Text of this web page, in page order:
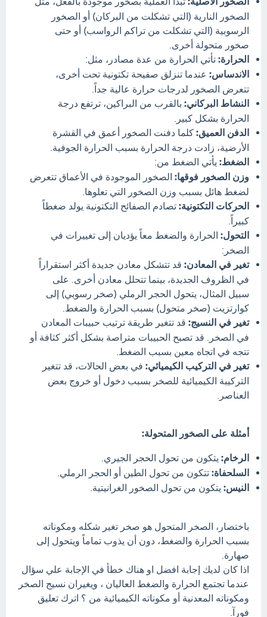
الصخور النارية (التي تشكلت من البركان) أو الصخور
الرسوبية (التي تشكلت من تراكم الرواسب) أو حتى
صخور متحولة أخرى.
الحرارة: تأتي الحرارة من عدة مصادر، مثل:
الاندساس: عندما تنزلق صفيحة تكتونية تحت أخرى،
تتعرض الصخور لدرجات حرارة عالية جداً.
النشاط البركاني: بالقرب من البراكين، ترتفع درجة
الحرارة بشكل كبير.
الدفن العميق: كلما دفنت الصخور أعمق في القشرة
الأرضية، زادت درجة الحرارة بسبب الحرارة الجوفية.
الضغط: يأتي الضغط من:
وزن الصخور فوقها: الصخور الموجودة في الأعماق تتعرض
لضغط هائل بسبب وزن الصخور التي تعلوها.
الحركات التكتونية: تصادم الصفائح التكتونية يولد ضغطاً
كبيراً.
التحول: الحرارة والضغط معاً يؤديان إلى تغييرات في
الصخر:
تغير في المعادن: قد تتشكل معادن جديدة أكثر استقراراً
في الظروف الجديدة، بينما تتحلل معادن أخرى. على
سبيل المثال، يتحول الحجر الرملي (صخر رسوبي) إلى
كوارتزيت (صخر متحول) بسبب الحرارة والضغط.
تغير في النسيج: قد تتغير طريقة ترتيب حبيبات المعادن
في الصخر. قد تصبح الحبيبات متراصة بشكل أكثر كثافة أو
تتجه في اتجاه معين بسبب الضغط.
تغير في التركيب الكيميائي: في بعض الحالات، قد تتغير
التركيبة الكيميائية للصخر بسبب دخول أو خروج بعض
العناصر.
أمثلة على الصخور المتحولة:
الرخام: يتكون من تحول الحجر الجيري.
السلحفاة: تتكون من تحول الطين أو الحجر الرملي.
النيس: يتكون من تحول الصخور الغرانيتية.
باختصار، الصخر المتحول هو صخر تغير شكله ومكوناته
بسبب الحرارة والضغط، دون أن يذوب تماماً ويتحول إلى
صهارة.
اذا كان لديك إجابة افضل او هناك خطأ في الإجابة علي سؤال
عندما تجتمع الحرارة والضغط العاليان ، ويغيران نسيج الصخر
ومكوناته المعدنية أو مكوناته الكيميائية من ؟ اترك تعليق
فورآ.